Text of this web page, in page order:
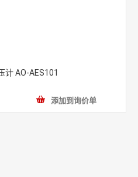
计 AO-AES101
添加到询价单